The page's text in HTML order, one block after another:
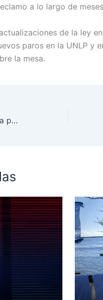
a lo largo de
de la ley
paros en la UNLP y
la mesa.
Mariel Fernández se sumó a la carrera por la gobernación bonaerense y suma un nombre más a la interna peronista